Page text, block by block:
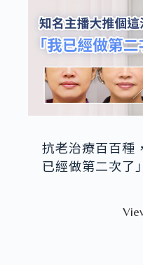
抗老治療百百種
已經做第二次了」